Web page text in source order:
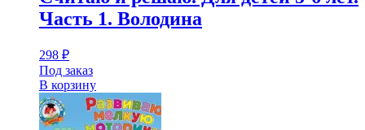
Часть 1. Володина
298 ₽
Под заказ
В корзину